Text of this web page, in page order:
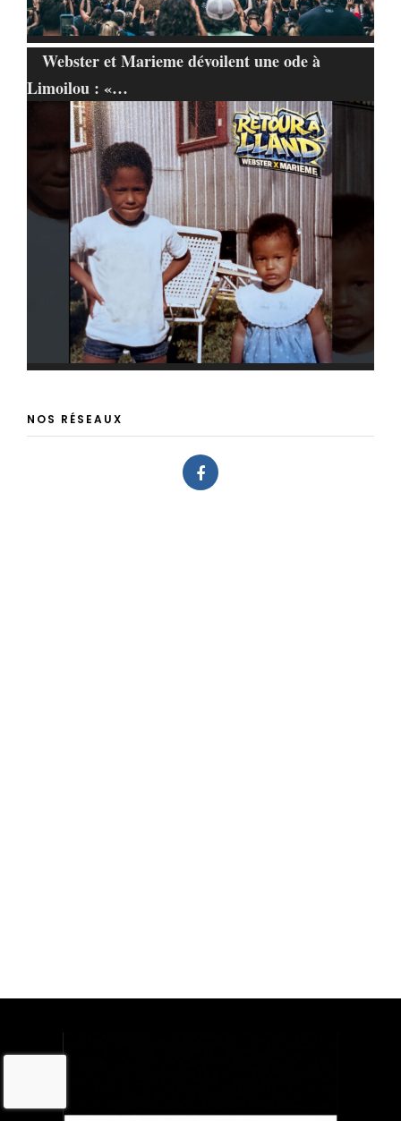
Webster et Marieme dévoilent une ode à
Limoilou : «…
NOS RÉSEAUX